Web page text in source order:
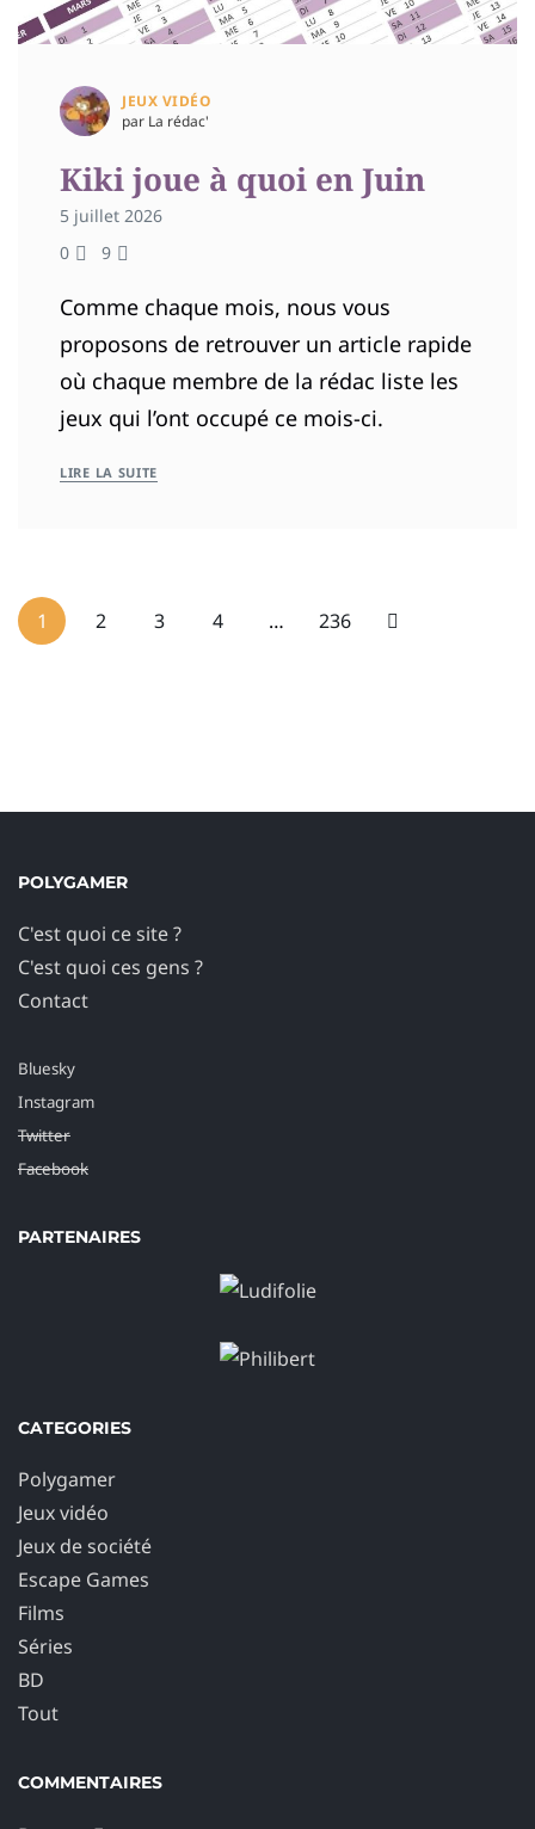
JEUX VIDÉO
par La rédac'
Kiki joue à quoi en Juin
5 juillet 2026
0
9
Comme chaque mois, nous vous
proposons de retrouver un article rapide
où chaque membre de la rédac liste les
jeux qui l’ont occupé ce mois-ci.
LIRE LA SUITE
1 2 3 4 … 236
POLYGAMER
C'est quoi ce site ?
C'est quoi ces gens ?
Contact
Bluesky
Instagram
Twitter
Facebook
PARTENAIRES
CATEGORIES
Polygamer
Jeux vidéo
Jeux de société
Escape Games
Films
Séries
BD
Tout
COMMENTAIRES